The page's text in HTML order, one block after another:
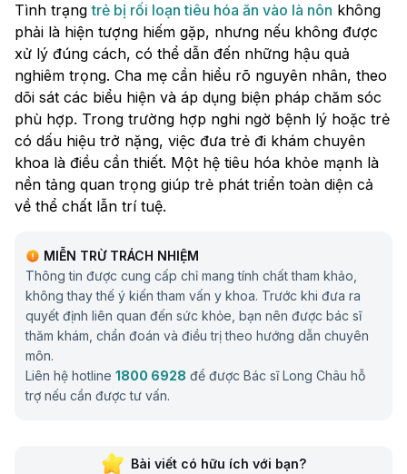
Tình trạngtrẻ bị rối loạn tiêu hóa ăn vào là nôn không
phải là hiện tượng hiếm gặp, nhưng nếu không được
xử lý đúng cách, có thể dẫn đến những hậu quả
nghiêm trọng. Cha mẹ cần hiểu rõ nguyên nhân, theo
dõi sát các biểu hiện và áp dụng biện pháp chăm sóc
phù hợp. Trong trường hợp nghi ngờ bệnh lý hoặc trẻ
có dấu hiệu trở nặng, việc đưa trẻ đi khám chuyên
khoa là điều cần thiết. Một hệ tiêu hóa khỏe mạnh là
nền tảng quan trọng giúp trẻ phát triển toàn diện cả
về thể chất lẫn trí tuệ.
MIỄN TRỪ TRÁCH NHIỆM
Thông tin được cung cấp chỉ mang tính chất tham khảo,
không thay thế ý kiến tham vấn y khoa. Trước khi đưa ra
quyết định liên quan đến sức khỏe, bạn nên được bác sĩ
thăm khám, chẩn đoán và điều trị theo hướng dẫn chuyên
môn.
Liên hệ hotline 1800 6928 để được Bác sĩ Long Châu hỗ
trợ nếu cần được tư vấn.
Bài viết có hữu ích với bạn?